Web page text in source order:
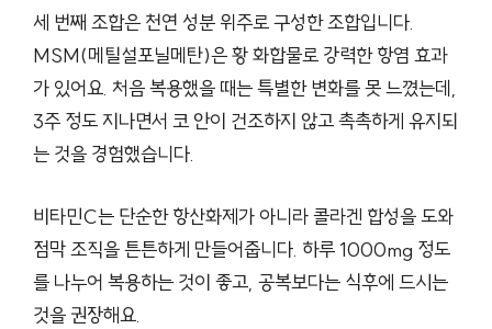
세 번째 조합은 천연 성분 위주로 구성한 조합입니다.
MSM(메틸설포닐메탄)은 황 화합물로 강력한 항염 효과
가 있어요. 처음 복용했을 때는 특별한 변화를 못 느꼈는데,
3주 정도 지나면서 코 안이 건조하지 않고 촉촉하게 유지되
는 것을 경험했습니다.
비타민C는 단순한 항산화제가 아니라 콜라겐 합성을 도와
점막 조직을 튼튼하게 만들어줍니다. 하루 1000mg 정도
를 나누어 복용하는 것이 좋고, 공복보다는 식후에 드시는
것을 권장해요.